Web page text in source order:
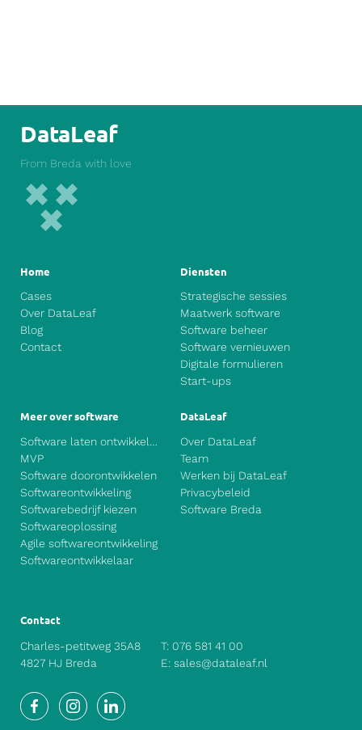
DataLeaf
From Breda with love
Home
Cases
Over DataLeaf
Blog
Contact
Diensten
Strategische sessies
Maatwerk software
Software beheer
Software vernieuwen
Digitale formulieren
Start-ups
Meer over software
MVP
Software doorontwikkelen
Softwareontwikkeling
Softwarebedrijf kiezen
Softwareoplossing
Agile softwareontwikkeling
Softwareontwikkelaar
DataLeaf
Over DataLeaf
Team
Werken bij DataLeaf
Privacybeleid
Software Breda
Contact
Charles-petitweg 35A8
4827 HJ Breda
T:076 581 41 00
E:sales@dataleaf.nl
FacebookInstagramLinkedIn